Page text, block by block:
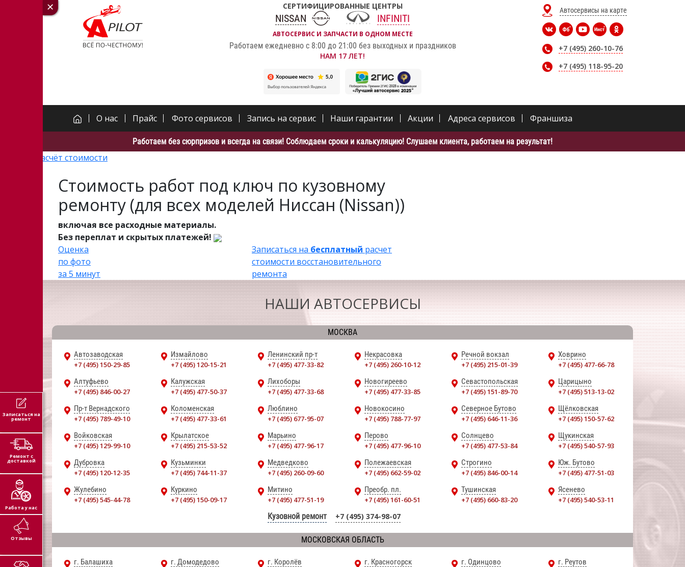
СЕРТИФИЦИРОВАННЫЕ ЦЕНТРЫ
NISSAN INFINITI
АВТОСЕРВИС И ЗАПЧАСТИ В ОДНОМ МЕСТЕ
Работаем ежедневно с 8:00 до 21:00 без выходных и праздников
НАМ 17 ЛЕТ!
Автосервисы на карте
+7 (495) 260-10-76
+7 (495) 118-95-20
О нас Прайс Фото сервисов Запись на сервис Наши гарантии Акции Адреса сервисов Франшиза
Работаем без сюрпризов и всегда на связи! Соблюдаем сроки и калькуляцию! Слушаем клиента, работаем на результат!
Он-лайн расчёт стоимости
Стоимость работ под ключ по кузовному
ремонту (для всех моделей Ниссан (Nissan))
включая все расходные материалы.
Без переплат и скрытых платежей!
Оценка
по фото
за 5 минут
Записаться на бесплатный расчет
стоимости восстановительного
ремонта
НАШИ АВТОСЕРВИСЫ
МОСКВА
Автозаводская
+7 (495) 150-29-85
Измайлово
+7 (495) 120-15-21
Ленинский пр-т
+7 (495) 477-33-82
Некрасовка
+7 (495) 260-10-12
Речной вокзал
+7 (495) 215-01-39
Ховрино
+7 (495) 477-66-78
Алтуфьево
+7 (495) 846-00-27
Калужская
+7 (495) 477-50-37
Лихоборы
+7 (495) 477-33-68
Новогиреево
+7 (495) 477-33-85
Севастопольская
+7 (495) 151-89-70
Царицыно
+7 (495) 513-13-02
Пр-т Вернадского
+7 (495) 789-49-10
Коломенская
+7 (495) 477-33-61
Люблино
+7 (495) 677-95-07
Новокосино
+7 (495) 788-77-97
Северное Бутово
+7 (495) 646-11-36
Щёлковская
+7 (495) 150-57-62
Войковская
+7 (495) 129-99-10
Крылатское
+7 (495) 215-53-52
Марьино
+7 (495) 477-96-17
Перово
+7 (495) 477-96-10
Солнцево
+7 (495) 477-53-84
Щукинская
+7 (495) 540-57-93
Дубровка
+7 (495) 120-12-35
Кузьминки
+7 (495) 744-11-37
Медведково
+7 (495) 260-09-60
Полежаевская
+7 (495) 662-59-02
Строгино
+7 (495) 846-00-14
Юж. Бутово
+7 (495) 477-51-03
Жулебино
+7 (495) 545-44-78
Куркино
+7 (495) 150-09-17
Митино
+7 (495) 477-51-19
Преобр. пл.
+7 (495) 161-60-51
Тушинская
+7 (495) 660-83-20
Ясенево
+7 (495) 540-53-11
Кузовной ремонт +7 (495) 374-98-07
МОСКОВСКАЯ ОБЛАСТЬ
г. Балашиха
г. Домодедово
г. Королёв
г. Красногорск
г. Одинцово
г. Реутов
Записаться на
ремонт
Ремонт с
доставкой
Работа у нас
Отзывы